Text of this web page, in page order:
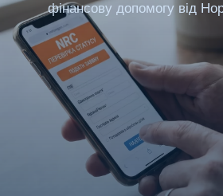
фінансову допомогу від